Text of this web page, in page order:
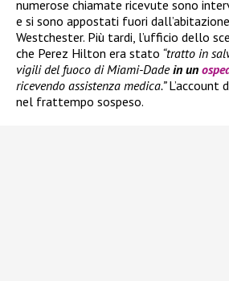
numerose chiamate ricevute sono
e si sono appostati fuori
Westchester. Più tardi, l’ufficio dello
che Perez Hilton era stato “tratto in
vigili del fuoco di Miami-Dadein un
ricevendo assistenza medica.”L’account
nel frattempo sospeso.